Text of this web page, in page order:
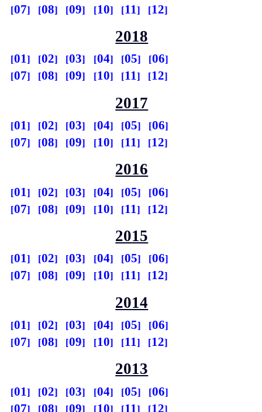
07
08 09 10 11 12
2018
01 02 03 04 05
06
07
08 09 10 11 12
2017
01 02 03 04 05
06
07
08 09 10 11 12
2016
01 02 03 04 05
06
07
08 09 10 11 12
2015
01 02 03 04 05
06
07
08 09 10 11 12
2014
01 02 03 04 05
06
07
08 09 10 11 12
2013
01 02 03 04 05
06
07
08 09 10 11 12